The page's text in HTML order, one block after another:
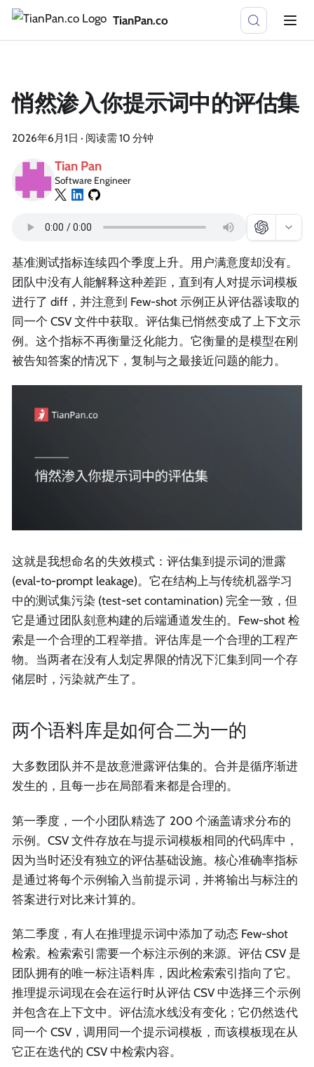
TianPan.co
悄然渗入你提示词中的评估集
2026年6月1日 · 阅读需 10 分钟
Tian Pan
Software Engineer
基准测试指标连续四个季度上升。用户满意度却没有。
团队中没有人能解释这种差距，直到有人对提示词模板
进行了 diff，并注意到 Few-shot 示例正从评估器读取的
同一个 CSV 文件中获取。评估集已悄然变成了上下文示
例。这个指标不再衡量泛化能力。它衡量的是模型在刚
被告知答案的情况下，复制与之最接近问题的能力。
这就是我想命名的失效模式：评估集到提示词的泄露
(eval-to-prompt leakage)。它在结构上与传统机器学习
中的测试集污染 (test-set contamination) 完全一致，但
它是通过团队刻意构建的后端通道发生的。Few-shot 检
索是一个合理的工程举措。评估库是一个合理的工程产
物。当两者在没有人划定界限的情况下汇集到同一个存
储层时，污染就产生了。
两个语料库是如何合二为一的
大多数团队并不是故意泄露评估集的。合并是循序渐进
发生的，且每一步在局部看来都是合理的。
第一季度，一个小团队精选了 200 个涵盖请求分布的
示例。CSV 文件存放在与提示词模板相同的代码库中，
因为当时还没有独立的评估基础设施。核心准确率指标
是通过将每个示例输入当前提示词，并将输出与标注的
答案进行对比来计算的。
第二季度，有人在推理提示词中添加了动态 Few-shot
检索。检索索引需要一个标注示例的来源。评估 CSV 是
团队拥有的唯一标注语料库，因此检索索引指向了它。
推理提示词现在会在运行时从评估 CSV 中选择三个示例
并包含在上下文中。评估流水线没有变化；它仍然迭代
同一个 CSV，调用同一个提示词模板，而该模板现在从
它正在迭代的 CSV 中检索内容。